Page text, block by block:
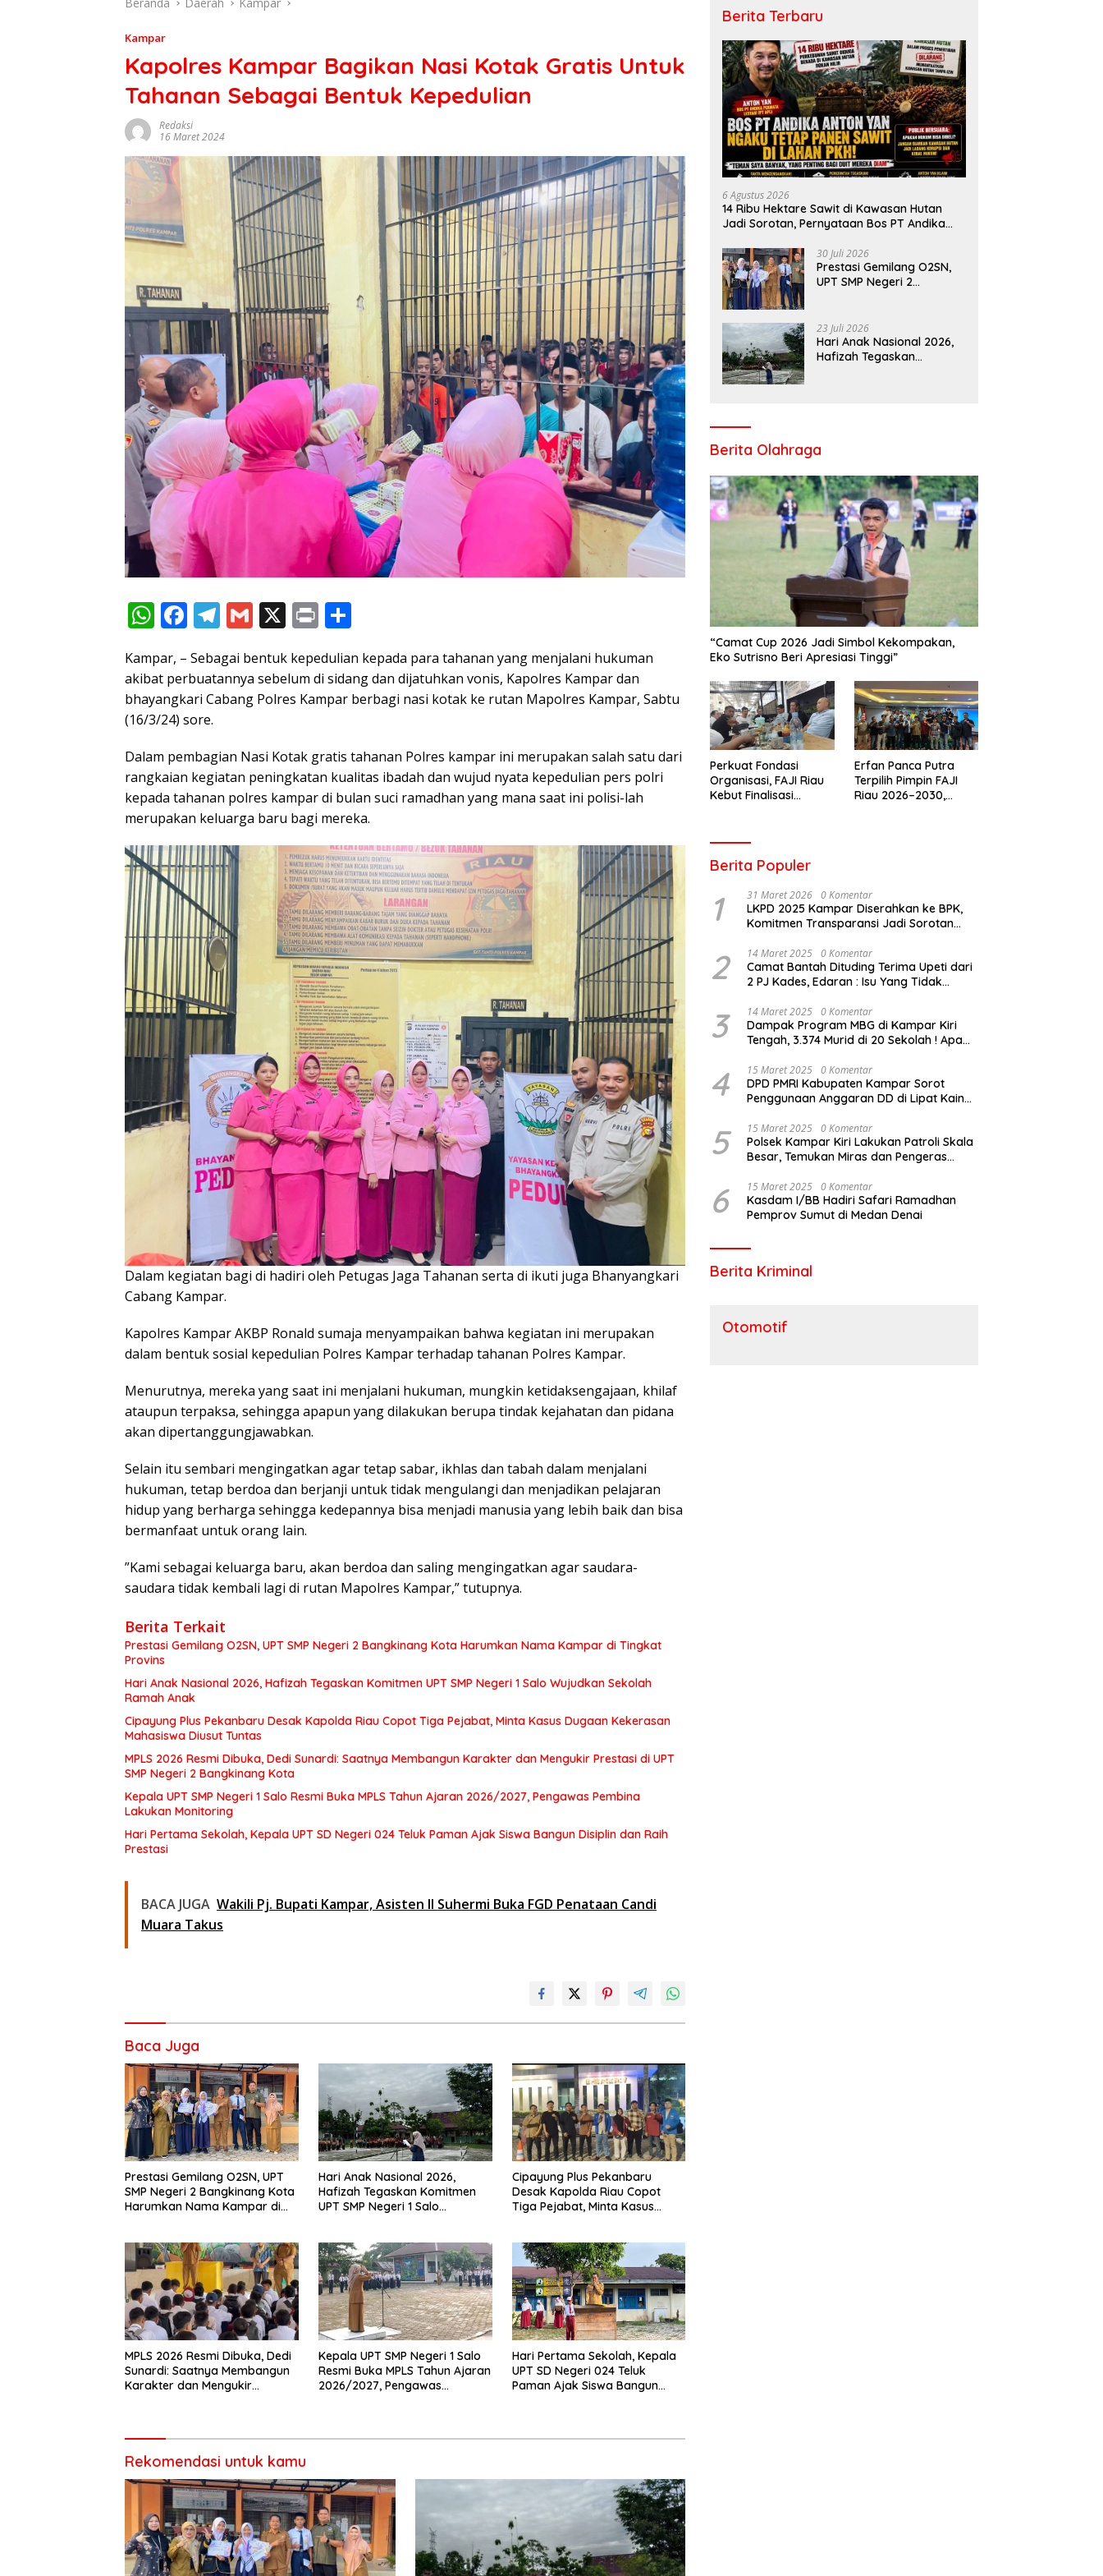
Kampar
Kapolres Kampar Bagikan Nasi Kotak Gratis Untuk
Tahanan Sebagai Bentuk Kepedulian
Redaksi
16 Maret 2024
W
h
at
s
A
p
p
F
ac
e
b
o
o
k
T
el
e
gr
m
G
m
ai
l
X Pr
in
t ar
e
Kampar, – Sebagai bentuk kepedulian kepada para tahanan yang menjalani hukuman
akibat perbuatannya sebelum di sidang dan dijatuhkan vonis, Kapolres Kampar dan
bhayangkari Cabang Polres Kampar berbagi nasi kotak ke rutan Mapolres Kampar, Sabtu
(16/3/24) sore.
Dalam pembagian Nasi Kotak gratis tahanan Polres kampar ini merupakan salah satu dari
rangkaian kegiatan peningkatan kualitas ibadah dan wujud nyata kepedulian pers polri
kepada tahanan polres kampar di bulan suci ramadhan yang mana saat ini polisi-lah
merupakan keluarga baru bagi mereka.
Dalam kegiatan bagi di hadiri oleh Petugas Jaga Tahanan serta di ikuti juga Bhanyangkari
Cabang Kampar.
Kapolres Kampar AKBP Ronald sumaja menyampaikan bahwa kegiatan ini merupakan
dalam bentuk sosial kepedulian Polres Kampar terhadap tahanan Polres Kampar.
Menurutnya, mereka yang saat ini menjalani hukuman, mungkin ketidaksengajaan, khilaf
ataupun terpaksa, sehingga apapun yang dilakukan berupa tindak kejahatan dan pidana
akan dipertanggungjawabkan.
Selain itu sembari mengingatkan agar tetap sabar, ikhlas dan tabah dalam menjalani
hukuman, tetap berdoa dan berjanji untuk tidak mengulangi dan menjadikan pelajaran
hidup yang berharga sehingga kedepannya bisa menjadi manusia yang lebih baik dan bisa
bermanfaat untuk orang lain.
”Kami sebagai keluarga baru, akan berdoa dan saling mengingatkan agar saudara-
saudara tidak kembali lagi di rutan Mapolres Kampar,” tutupnya.
Berita Terkait
Prestasi Gemilang O2SN, UPT SMP Negeri 2 Bangkinang Kota Harumkan Nama Kampar di Tingkat
Provins
Hari Anak Nasional 2026, Hafizah Tegaskan Komitmen UPT SMP Negeri 1 Salo Wujudkan Sekolah
Ramah Anak
Cipayung Plus Pekanbaru Desak Kapolda Riau Copot Tiga Pejabat, Minta Kasus Dugaan Kekerasan
Mahasiswa Diusut Tuntas
MPLS 2026 Resmi Dibuka, Dedi Sunardi: Saatnya Membangun Karakter dan Mengukir Prestasi di UPT
SMP Negeri 2 Bangkinang Kota
Kepala UPT SMP Negeri 1 Salo Resmi Buka MPLS Tahun Ajaran 2026/2027, Pengawas Pembina
Lakukan Monitoring
Hari Pertama Sekolah, Kepala UPT SD Negeri 024 Teluk Paman Ajak Siswa Bangun Disiplin dan Raih
Prestasi
BACA JUGA Wakili Pj. Bupati Kampar, Asisten II Suhermi Buka FGD Penataan Candi
Muara Takus
Baca Juga
Prestasi Gemilang O2SN, UPT
SMP Negeri 2 Bangkinang Kota
Harumkan Nama Kampar di
Hari Anak Nasional 2026,
Hafizah Tegaskan Komitmen
UPT SMP Negeri 1 Salo
Cipayung Plus Pekanbaru
Desak Kapolda Riau Copot
Tiga Pejabat, Minta Kasus
MPLS 2026 Resmi Dibuka, Dedi
Sunardi: Saatnya Membangun
Karakter dan Mengukir
Kepala UPT SMP Negeri 1 Salo
Resmi Buka MPLS Tahun Ajaran
2026/2027, Pengawas
Hari Pertama Sekolah, Kepala
UPT SD Negeri 024 Teluk
Paman Ajak Siswa Bangun
Rekomendasi untuk kamu
Berita Terbaru
6 Agustus 2026
14 Ribu Hektare Sawit di Kawasan Hutan
Jadi Sorotan, Pernyataan Bos PT Andika
30 Juli 2026
Prestasi Gemilang O2SN,
UPT SMP Negeri 2
di Tingkat Provins
23 Juli 2026
Hari Anak Nasional 2026,
Hafizah Tegaskan
Berita Olahraga
“Camat Cup 2026 Jadi Simbol Kekompakan,
Eko Sutrisno Beri Apresiasi Tinggi”
Perkuat Fondasi
Organisasi, FAJI Riau
Kebut Finalisasi
Erfan Panca Putra
Terpilih Pimpin FAJI
Riau 2026–2030,
Berita Populer
1 31 Maret 2026 0 Komentar
LKPD 2025 Kampar Diserahkan ke BPK,
Komitmen Transparansi Jadi Sorotan
2 14 Maret 2025 0 Komentar
Camat Bantah Dituding Terima Upeti dari
2 PJ Kades, Edaran : Isu Yang Tidak
3 14 Maret 2025 0 Komentar
Dampak Program MBG di Kampar Kiri
Tengah, 3.374 Murid di 20 Sekolah ! Apa
4 15 Maret 2025 0 Komentar
DPD PMRI Kabupaten Kampar Sorot
Penggunaan Anggaran DD di Lipat Kain
5 15 Maret 2025 0 Komentar
Polsek Kampar Kiri Lakukan Patroli Skala
Besar, Temukan Miras dan Pengeras
6 15 Maret 2025 0 Komentar
Kasdam I/BB Hadiri Safari Ramadhan
Pemprov Sumut di Medan Denai
Berita Kriminal
Otomotif